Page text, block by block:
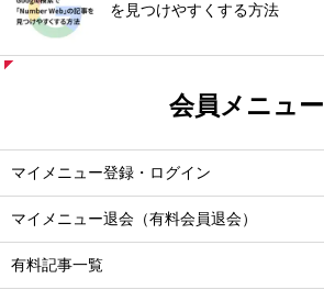
を見つけやすくする方法
会員メニュー
マイメニュー登録・ログイン
マイメニュー退会（有料会員退会）
有料記事一覧